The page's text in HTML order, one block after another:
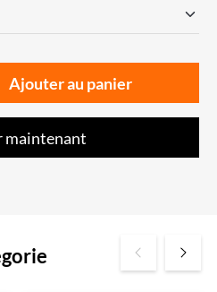
Ajouter au panier
maintenant